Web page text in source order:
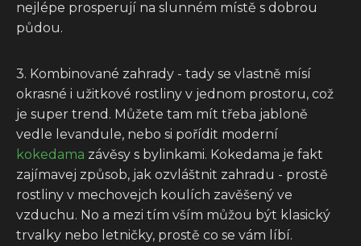
nejlépe prosperují na slunném místě s dobrou
půdou.
3. Kombinované zahrady - tady se vlastně mísí
okrasné i užitkové rostliny v jednom prostoru, což
je super trend. Můžete tam mít třeba jabloně
vedle levandule, nebo si pořídit moderní
kokedama závěsy s bylinkami. Kokedama je fakt
zajímavej způsob, jak ozvláštnit zahradu - prostě
rostliny v mechovejch koulích zavěšený ve
vzduchu. No a mezi tím vším můžou být klasický
trvalky nebo letničky, prostě co se vám líbí.